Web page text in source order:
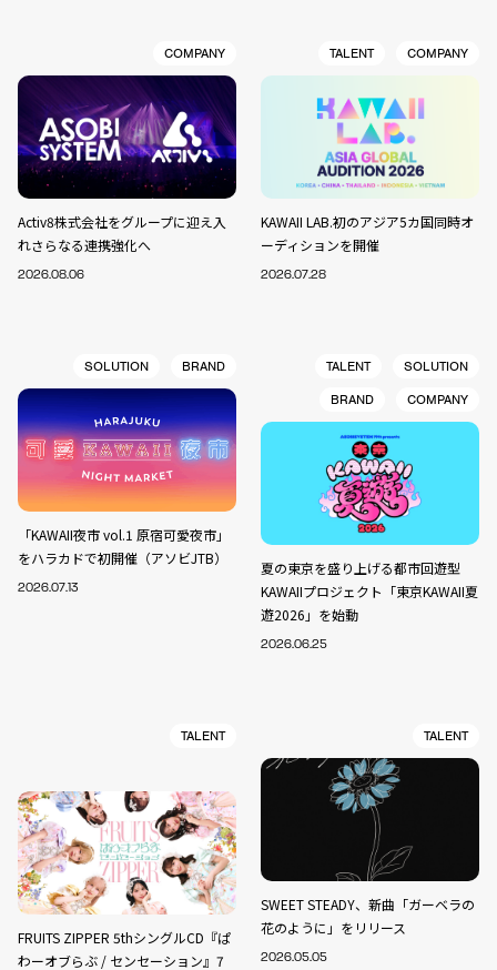
COMPANY
Activ8株式会社をグループに迎え入
れさらなる連携強化へ
2026.08.06
TALENT COMPANY
KAWAII LAB.初のアジア5カ国同時オ
ーディションを開催
2026.07.28
SOLUTION BRAND
「KAWAII夜市 vol.1 原宿可愛夜市」
をハラカドで初開催（アソビJTB）
2026.07.13
TALENT
SOLUTION
BRAND
COMPANY
夏の東京を盛り上げる都市回遊型
KAWAIIプロジェクト「東京KAWAII夏
遊2026」を始動
2026.06.25
TALENT
FRUITS ZIPPER 5thシングルCD『ぱ
わーオブらぶ / センセーション』7
TALENT
SWEET STEADY、新曲「ガーベラの
花のように」をリリース
2026.05.05